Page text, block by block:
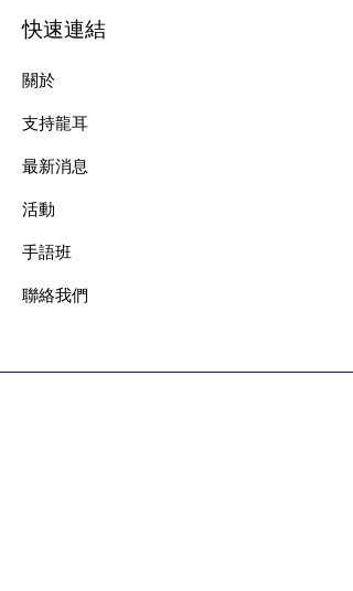
快速連結
關於
支持龍耳
最新消息
​活動
手語班
​聯絡我們